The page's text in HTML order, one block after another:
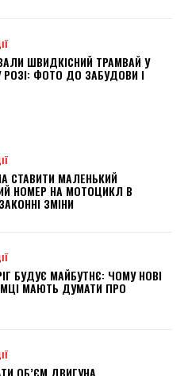
ШВИДКІСНИЙ ТРАМВАЙ У
РОЗІ: ФОТО ДО ЗАБУДОВИ І
СТАВИТИ МАЛЕНЬКИЙ
НОМЕР НА МОТОЦИКЛ В
ЗМІНИ
БУДУЄ МАЙБУТНЄ: ЧОМУ НОВІ
МАЮТЬ ДУМАТИ ПРО
ОБ’ЄМ ДВИГУНА